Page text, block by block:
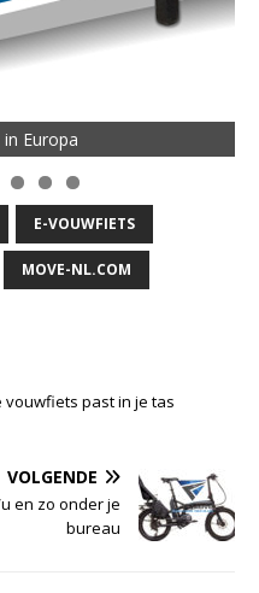
Europa
E-VOUWFIETS
MOVE-NL.COM
vouwfiets past in je tas
VOLGENDE
en zo onder je
bureau